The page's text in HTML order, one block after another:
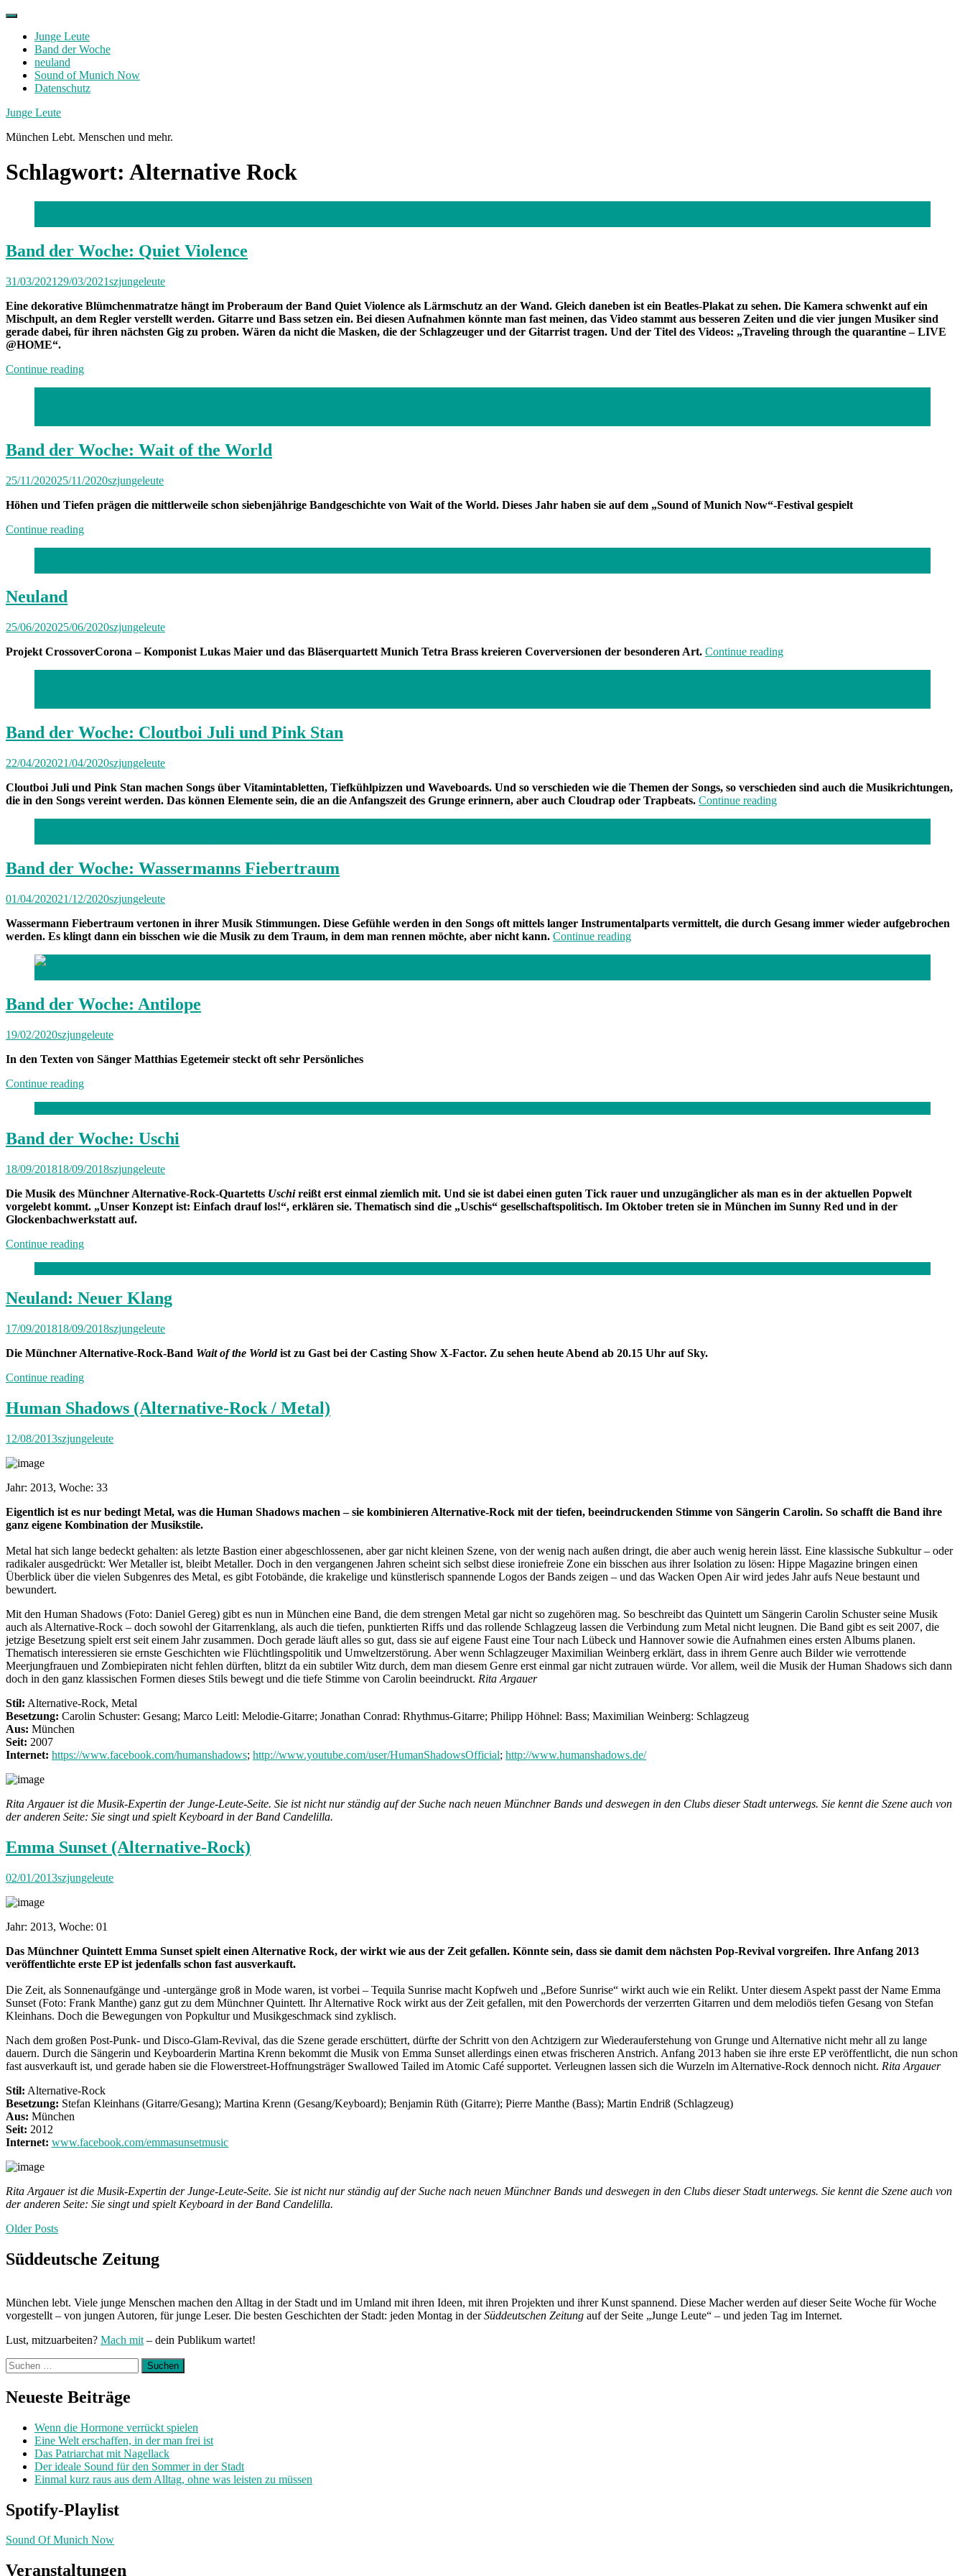
Skip
contentJunge Leute
Band der Woche
neuland
Sound of Munich Now
Datenschutz
Facebook
Twitter
Instagram
Junge Leute
München Lebt. Menschen und mehr.
Schlagwort: Alternative Rock
Band der Woche: Quiet Violence
31/03/2021 29/03/2021szjungeleute
Eine dekorative Blümchenmatratze hängt im Proberaum der Band Quiet Violence als Lärmschutz an der Wand. Gleich daneben ist ein Beatles-Plakat zu sehen. Die Kamera schwenkt auf ein
Mischpult, an dem Regler verstellt werden. Gitarre und Bass setzen ein. Bei diesen Aufnahmen könnte man fast meinen, das Video stammt aus besseren Zeiten und die vier jungen Musiker sind
gerade dabei, für ihren nächsten Gig zu proben. Wären da nicht die Masken, die der Schlagzeuger und der Gitarrist tragen. Und der Titel des Videos: „Traveling through the quarantine – LIVE
@HOME“.
Continue reading„Band
Band der Woche: Wait of the World
25/11/202025/11/2020szjungeleute
Höhen und Tiefen prägen die mittlerweile schon siebenjährige Bandgeschichte von Wait of the World. Dieses Jahr haben sie auf dem „Sound of Munich Now“-Festival gespielt
Continue reading„Band
Neuland
25/06/202025/06/2020szjungeleute
Projekt CrossoverCorona – Komponist Lukas Maier und das Bläserquartett Munich Tetra Brass kreieren Coverversionen der besonderen Art. Continue reading„Neuland“
Band der Woche: Cloutboi Juli und Pink Stan
22/04/202021/04/2020szjungeleute
Cloutboi Juli und Pink Stan machen Songs über Vitamintabletten, Tiefkühlpizzen und Waveboards. Und so verschieden wie die Themen der Songs, so verschieden sind auch die Musikrichtungen,
die in den Songs vereint werden. Das können Elemente sein, die an die Anfangszeit des Grunge erinnern, aber auch Cloudrap oder Trapbeats. Continue reading„Band
Band der Woche: Wassermanns Fiebertraum
01/04/202021/12/2020szjungeleute
Wassermann Fiebertraum vertonen in ihrer Musik Stimmungen. Diese Gefühle werden in den Songs oft mittels langer Instrumentalparts vermittelt, die durch Gesang immer wieder aufgebrochen
werden. Es klingt dann ein bisschen wie die Musik zu dem Traum, in dem man rennen möchte, aber nicht kann. Continue reading„Band
Band der Woche: Antilope
19/02/2020szjungeleute
In den Texten von Sänger Matthias Egetemeir steckt oft sehr Persönliches
Continue reading„Band
Band der Woche: Uschi
18/09/201818/09/2018szjungeleute
Die Musik des Münchner Alternative-Rock-Quartetts Uschireißt erst einmal ziemlich mit. Und sie ist dabei einen guten Tick rauer und unzugänglicher als man es in der aktuellen Popwelt
vorgelebt kommt. „Unser Konzept ist: Einfach drauf los!“, erklären sie. Thematisch sind die „Uschis“ gesellschaftspolitisch. Im Oktober treten sie in München im Sunny Red und in der
Glockenbachwerkstatt auf.
Continue reading„Band
Neuland: Neuer Klang
17/09/201818/09/2018szjungeleute
Die Münchner Alternative-Rock-Band Wait of the Worldist zu Gast bei der Casting Show X-Factor. Zu sehen heute Abend ab 20.15 Uhr auf Sky.
Continue reading„Neuland:
Klang“
Human Shadows (Alternative-Rock / Metal)
12/08/2013szjungeleute
Jahr: 2013, Woche: 33
Eigentlich ist es nur bedingt Metal, was die Human Shadows machen – sie kombinieren Alternative-Rock mit der tiefen, beeindruckenden Stimme von Sängerin Carolin. So schafft die Band ihre
ganz eigene Kombination der Musikstile.
Metal hat sich lange bedeckt gehalten: als letzte Bastion einer abgeschlossenen, aber gar nicht kleinen Szene, von der wenig nach außen dringt, die aber auch wenig herein lässt. Eine klassische Subkultur – oder
radikaler ausgedrückt: Wer Metaller ist, bleibt Metaller. Doch in den vergangenen Jahren scheint sich selbst diese ironiefreie Zone ein bisschen aus ihrer Isolation zu lösen: Hippe Magazine bringen einen
Überblick über die vielen Subgenres des Metal, es gibt Fotobände, die krakelige und künstlerisch spannende Logos der Bands zeigen – und das Wacken Open Air wird jedes Jahr aufs Neue bestaunt und
bewundert.
Mit den Human Shadows (Foto: Daniel Gereg) gibt es nun in München eine Band, die dem strengen Metal gar nicht so zugehören mag. So beschreibt das Quintett um Sängerin Carolin Schuster seine Musik
auch als Alternative-Rock – doch sowohl der Gitarrenklang, als auch die tiefen, punktierten Riffs und das rollende Schlagzeug lassen die Verbindung zum Metal nicht leugnen. Die Band gibt es seit 2007, die
jetzige Besetzung spielt erst seit einem Jahr zusammen. Doch gerade läuft alles so gut, dass sie auf eigene Faust eine Tour nach Lübeck und Hannover sowie die Aufnahmen eines ersten Albums planen.
Thematisch interessieren sie ernste Geschichten wie Flüchtlingspolitik und Umweltzerstörung. Aber wenn Schlagzeuger Maximilian Weinberg erklärt, dass in ihrem Genre auch Bilder wie verrottende
Meerjungfrauen und Zombiepiraten nicht fehlen dürften, blitzt da ein subtiler Witz durch, dem man diesem Genre erst einmal gar nicht zutrauen würde. Vor allem, weil die Musik der Human Shadows sich dann
doch in den ganz klassischen Formen dieses Stils bewegt und die tiefe Stimme von Carolin beeindruckt. Rita Argauer
Stil: Alternative-Rock, Metal
Besetzung: Carolin Schuster: Gesang; Marco Leitl: Melodie-Gitarre; Jonathan Conrad: Rhythmus-Gitarre; Philipp Höhnel: Bass; Maximilian Weinberg: Schlagzeug
Aus: München
Seit: 2007
Internet: https://www.facebook.com/humanshadows; http://www.youtube.com/user/HumanShadowsOfficial; http://www.humanshadows.de/
Rita Argauer ist die Musik-Expertin der Junge-Leute-Seite. Sie ist nicht nur ständig auf der Suche nach neuen Münchner Bands und deswegen in den Clubs dieser Stadt unterwegs. Sie kennt die Szene auch von
der anderen Seite: Sie singt und spielt Keyboard in der Band Candelilla.
Emma Sunset (Alternative-Rock)
02/01/2013szjungeleute
Jahr: 2013, Woche: 01
Das Münchner Quintett Emma Sunset spielt einen Alternative Rock, der wirkt wie aus der Zeit gefallen. Könnte sein, dass sie damit dem nächsten Pop-Revival vorgreifen. Ihre Anfang 2013
veröffentlichte erste EP ist jedenfalls schon fast ausverkauft.
Die Zeit, als Sonnenaufgänge und -untergänge groß in Mode waren, ist vorbei – Tequila Sunrise macht Kopfweh und „Before Sunrise“ wirkt auch wie ein Relikt. Unter diesem Aspekt passt der Name Emma
Sunset (Foto: Frank Manthe) ganz gut zu dem Münchner Quintett. Ihr Alternative Rock wirkt aus der Zeit gefallen, mit den Powerchords der verzerrten Gitarren und dem melodiös tiefen Gesang von Stefan
Kleinhans. Doch die Bewegungen von Popkultur und Musikgeschmack sind zyklisch.
Nach dem großen Post-Punk- und Disco-Glam-Revival, das die Szene gerade erschüttert, dürfte der Schritt von den Achtzigern zur Wiederauferstehung von Grunge und Alternative nicht mehr all zu lange
dauern. Durch die Sängerin und Keyboarderin Martina Krenn bekommt die Musik von Emma Sunset allerdings einen etwas frischeren Anstrich. Anfang 2013 haben sie ihre erste EP veröffentlicht, die nun schon
fast ausverkauft ist, und gerade haben sie die Flowerstreet-Hoffnungsträger Swallowed Tailed im Atomic Café supportet. Verleugnen lassen sich die Wurzeln im Alternative-Rock dennoch nicht. Rita Argauer
Stil: Alternative-Rock
Besetzung: Stefan Kleinhans (Gitarre/Gesang); Martina Krenn (Gesang/Keyboard); Benjamin Rüth (Gitarre); Pierre Manthe (Bass); Martin Endriß (Schlagzeug)
Aus: München
Seit: 2012
Internet: www.facebook.com/emmasunsetmusic
Rita Argauer ist die Musik-Expertin der Junge-Leute-Seite. Sie ist nicht nur ständig auf der Suche nach neuen Münchner Bands und deswegen in den Clubs dieser Stadt unterwegs. Sie kennt die Szene auch von
der anderen Seite: Sie singt und spielt Keyboard in der Band Candelilla.
Posts
navigation
Older Posts
Süddeutsche Zeitung
München lebt. Viele junge Menschen machen den Alltag in der Stadt und im Umland mit ihren Ideen, mit ihren Projekten und ihrer Kunst spannend. Diese Macher werden auf dieser Seite Woche für Woche
vorgestellt – von jungen Autoren, für junge Leser. Die besten Geschichten der Stadt: jeden Montag in derSüddeutschen Zeitung auf der Seite „Junge Leute“ – und jeden Tag im Internet.
Lust, mitzuarbeiten? Mach mit – dein Publikum wartet!
Suchen
nach:
Neueste Beiträge
Wenn die Hormone verrückt spielen
Eine Welt erschaffen, in der man frei ist
Das Patriarchat mit Nagellack
Der ideale Sound für den Sommer in der Stadt
Einmal kurz raus aus dem Alltag, ohne was leisten zu müssen
Spotify-Playlist
Sound Of Munich Now
Veranstaltungen